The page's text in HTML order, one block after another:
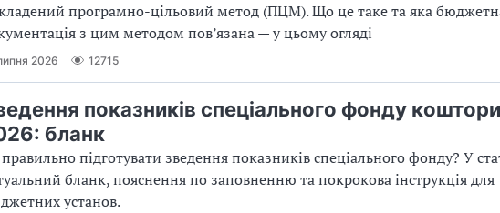
програмно-цільовий метод (ПЦМ). Що це таке та яка
з цим методом пов’язана — у цьому огляді
2026 12715
показників спеціального фонду
бланк
підготувати зведення показників спеціального фонду? У
бланк, пояснення по заповненню та покрокова інструкція для
установ.